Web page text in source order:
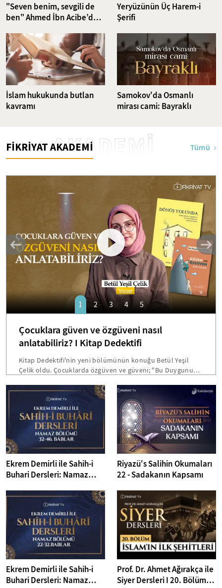
"Seven benim, sevgili de
ben" Ahmed İbn Acibe’den
Yeryüzünün Üç Harem-i
Şerifi
İslam hukukunda butlan
kavramı
Samokov'da Osmanlı
mirası cami: Bayraklı
FİKRİYAT AKADEMİAKADEMİ Tümü
Çocuklara güven ve özgüveni nasıl
anlatabiliriz? I Kitap Dedektifi
Kitap Dedektifi'nin yeni bölümünün konuğu Betül Yeşil
Çelik oldu. Çocuklarda özgüven ve güveni; "Bu Duygunun
Denemelerinden oluşan "Dönüş Yolunda" eseri ile de
keyifli röportaj gerçekleştirdik.
1 2 3 4 5
Ekrem Demirli ile Sahih-i
Buhari Dersleri: Namaz
Bölüm
Riyazü's Salihin Okumaları
22 - Sadakanın Kapsamı
Ekrem Demirli ile Sahih-i
Buhari Dersleri: Namaz
Prof. Dr. Ahmet Ağırakça ile
Siyer Dersleri I 20. Bölüm: